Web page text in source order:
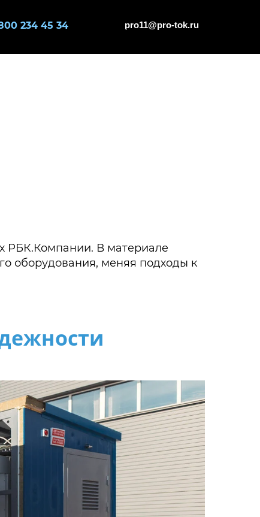
234 45 34 pro11@pro-tok.ru
РБК.Компании. В материале
оборудования, меняя подходы к